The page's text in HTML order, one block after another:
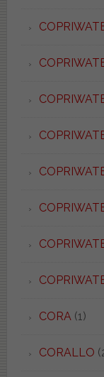
CORA(1)
CORALLO